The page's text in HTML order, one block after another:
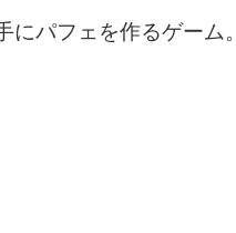
パフェを作るゲーム。